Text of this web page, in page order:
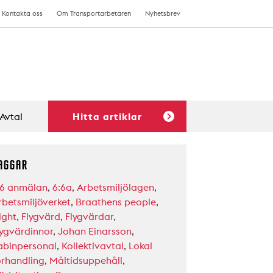
Kontakta oss Om Transportarbetaren Nyhetsbrev
Avtal Hitta artiklar
anmälan, 6:6a, Arbetsmiljölagen,
, Braathens people,
, Flygvärd, Flygvärdar,
, Johan Einarsson,
, Kollektivavtal, Lokal
, Måltidsuppehåll,